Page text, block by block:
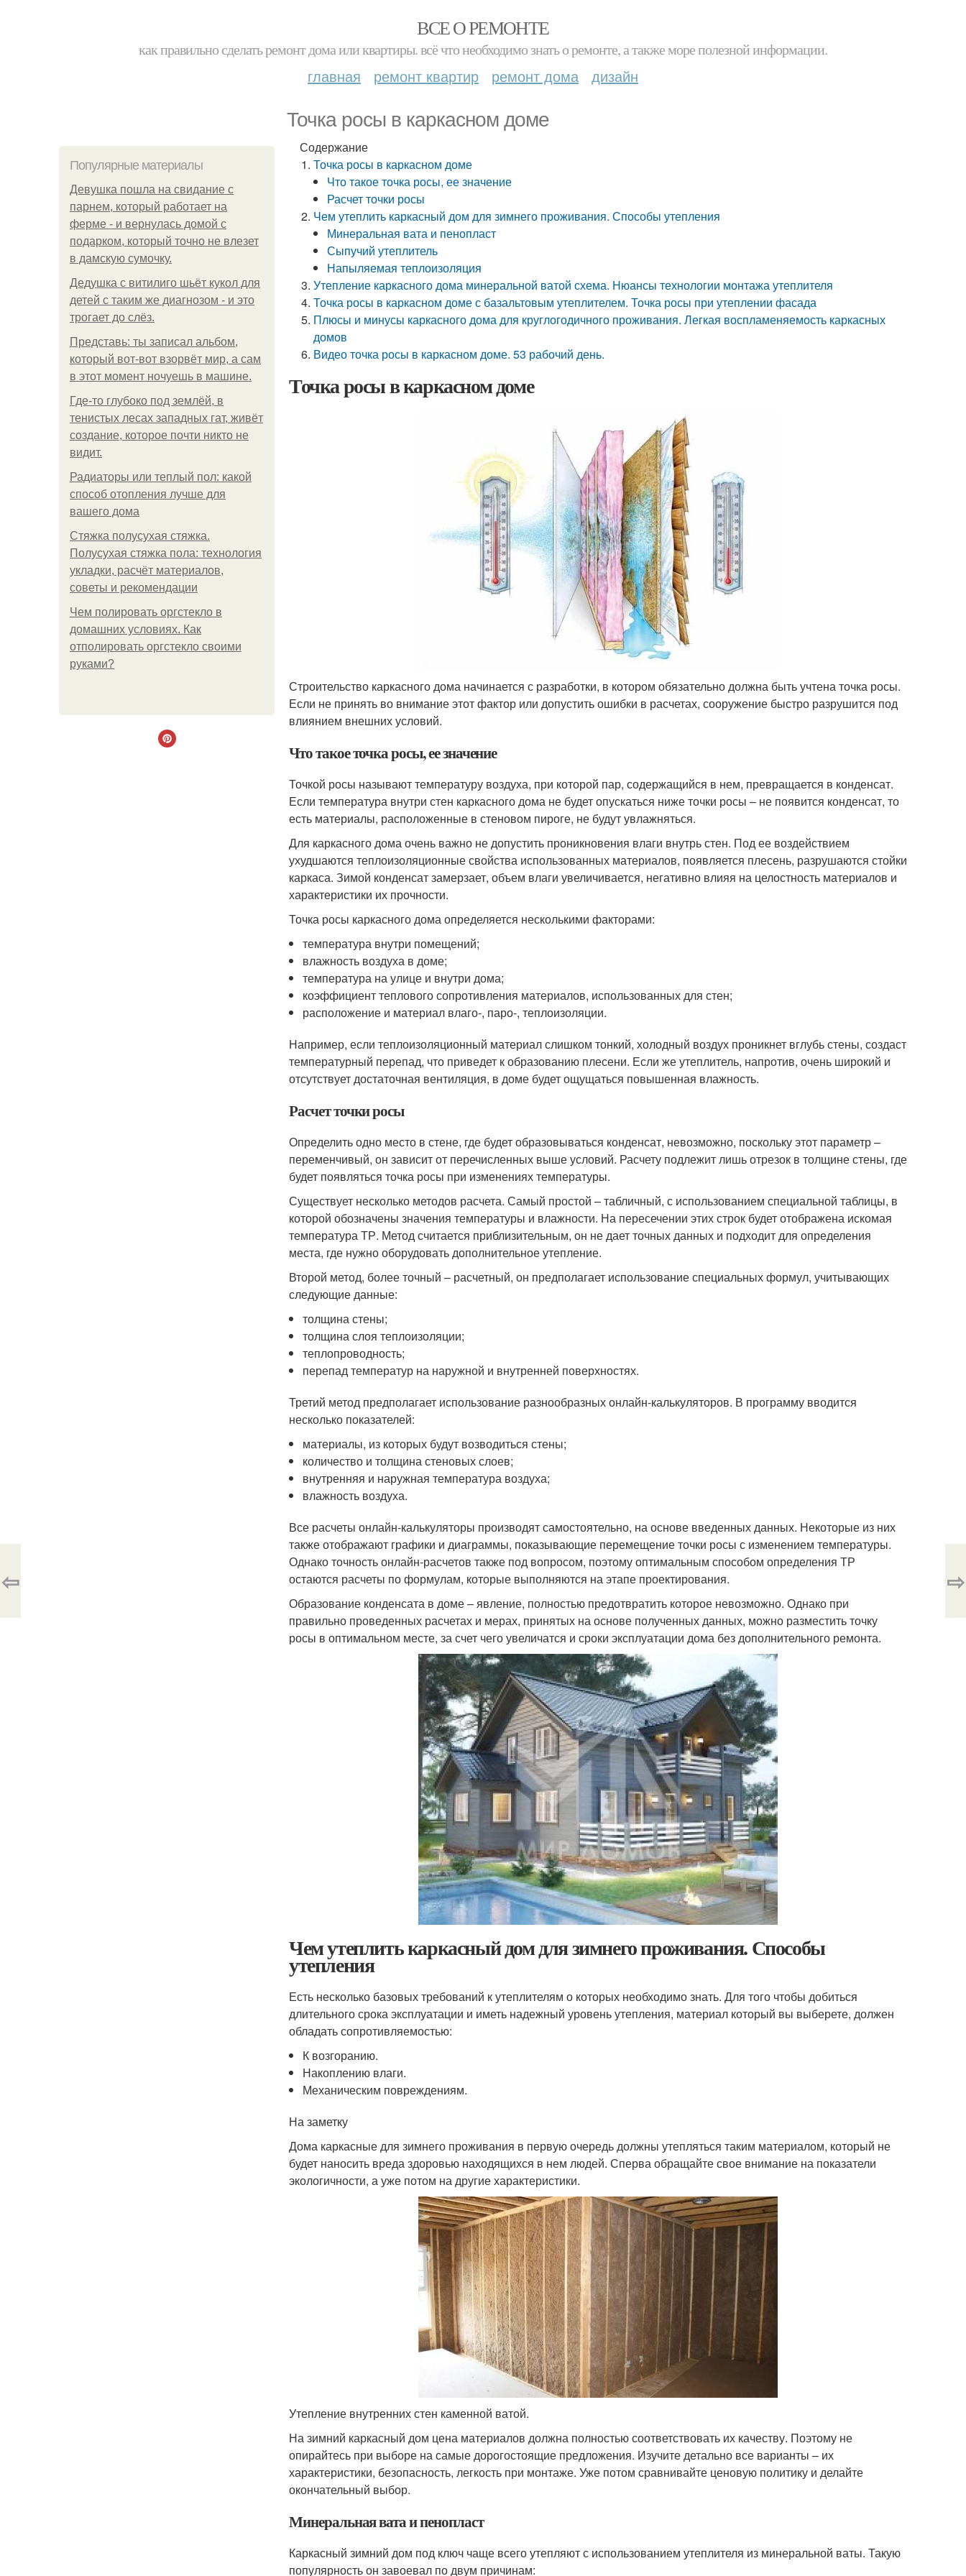
ВСЕ О РЕМОНТЕ
как правильно сделать ремонт дома или квартиры. всё что необходимо знать о ремонте, а также море полезной информации.
главная ремонт квартир ремонт дома дизайн
Точка росы в каркасном доме
Популярные материалы
Девушка пошла на свидание с
парнем, который работает на
ферме - и вернулась домой с
подарком, который точно не влезет
в дамскую сумочку.
Дедушка с витилиго шьёт кукол для
детей с таким же диагнозом - и это
трогает до слёз.
Представь: ты записал альбом,
который вот-вот взорвёт мир, а сам
в этот момент ночуешь в машине.
Где-то глубоко под землёй, в
тенистых лесах западных гат, живёт
создание, которое почти никто не
видит.
Радиаторы или теплый пол: какой
способ отопления лучше для
вашего дома
Стяжка полусухая стяжка.
Полусухая стяжка пола: технология
укладки, расчёт материалов,
советы и рекомендации
Чем полировать оргстекло в
домашних условиях. Как
отполировать оргстекло своими
руками?
Содержание
Точка росы в каркасном доме
Что такое точка росы, ее значение
Расчет точки росы
Чем утеплить каркасный дом для зимнего проживания. Способы утепления
Минеральная вата и пенопласт
Сыпучий утеплитель
Напыляемая теплоизоляция
Утепление каркасного дома минеральной ватой схема. Нюансы технологии монтажа утеплителя
Точка росы в каркасном доме с базальтовым утеплителем. Точка росы при утеплении фасада
Плюсы и минусы каркасного дома для круглогодичного проживания. Легкая воспламеняемость каркасных
домов
Видео точка росы в каркасном доме. 53 рабочий день.
Точка росы в каркасном доме
Строительство каркасного дома начинается с разработки, в котором обязательно должна быть учтена точка росы.
Если не принять во внимание этот фактор или допустить ошибки в расчетах, сооружение быстро разрушится под
влиянием внешних условий.
Что такое точка росы, ее значение
Точкой росы называют температуру воздуха, при которой пар, содержащийся в нем, превращается в конденсат.
Если температура внутри стен каркасного дома не будет опускаться ниже точки росы – не появится конденсат, то
есть материалы, расположенные в стеновом пироге, не будут увлажняться.
Для каркасного дома очень важно не допустить проникновения влаги внутрь стен. Под ее воздействием
ухудшаются теплоизоляционные свойства использованных материалов, появляется плесень, разрушаются стойки
каркаса. Зимой конденсат замерзает, объем влаги увеличивается, негативно влияя на целостность материалов и
характеристики их прочности.
Точка росы каркасного дома определяется несколькими факторами:
температура внутри помещений;
влажность воздуха в доме;
температура на улице и внутри дома;
коэффициент теплового сопротивления материалов, использованных для стен;
расположение и материал влаго-, паро-, теплоизоляции.
Например, если теплоизоляционный материал слишком тонкий, холодный воздух проникнет вглубь стены, создаст
температурный перепад, что приведет к образованию плесени. Если же утеплитель, напротив, очень широкий и
отсутствует достаточная вентиляция, в доме будет ощущаться повышенная влажность.
Расчет точки росы
Определить одно место в стене, где будет образовываться конденсат, невозможно, поскольку этот параметр –
переменчивый, он зависит от перечисленных выше условий. Расчету подлежит лишь отрезок в толщине стены, где
будет появляться точка росы при изменениях температуры.
Существует несколько методов расчета. Самый простой – табличный, с использованием специальной таблицы, в
которой обозначены значения температуры и влажности. На пересечении этих строк будет отображена искомая
температура ТР. Метод считается приблизительным, он не дает точных данных и подходит для определения
места, где нужно оборудовать дополнительное утепление.
Второй метод, более точный – расчетный, он предполагает использование специальных формул, учитывающих
следующие данные:
толщина стены;
толщина слоя теплоизоляции;
теплопроводность;
перепад температур на наружной и внутренней поверхностях.
Третий метод предполагает использование разнообразных онлайн-калькуляторов. В программу вводится
несколько показателей:
материалы, из которых будут возводиться стены;
количество и толщина стеновых слоев;
внутренняя и наружная температура воздуха;
влажность воздуха.
Все расчеты онлайн-калькуляторы производят самостоятельно, на основе введенных данных. Некоторые из них
также отображают графики и диаграммы, показывающие перемещение точки росы с изменением температуры.
Однако точность онлайн-расчетов также под вопросом, поэтому оптимальным способом определения ТР
остаются расчеты по формулам, которые выполняются на этапе проектирования.
Образование конденсата в доме – явление, полностью предотвратить которое невозможно. Однако при
правильно проведенных расчетах и мерах, принятых на основе полученных данных, можно разместить точку
росы в оптимальном месте, за счет чего увеличатся и сроки эксплуатации дома без дополнительного ремонта.
Чем утеплить каркасный дом для зимнего проживания. Способы
утепления
Есть несколько базовых требований к утеплителям о которых необходимо знать. Для того чтобы добиться
длительного срока эксплуатации и иметь надежный уровень утепления, материал который вы выберете, должен
обладать сопротивляемостью:
К возгоранию.
Накоплению влаги.
Механическим повреждениям.
На заметку
Дома каркасные для зимнего проживания в первую очередь должны утепляться таким материалом, который не
будет наносить вреда здоровью находящихся в нем людей. Сперва обращайте свое внимание на показатели
экологичности, а уже потом на другие характеристики.
Утепление внутренних стен каменной ватой.
На зимний каркасный дом цена материалов должна полностью соответствовать их качеству. Поэтому не
опирайтесь при выборе на самые дорогостоящие предложения. Изучите детально все варианты – их
характеристики, безопасность, легкость при монтаже. Уже потом сравнивайте ценовую политику и делайте
окончательный выбор.
Минеральная вата и пенопласт
Каркасный зимний дом под ключ чаще всего утепляют с использованием утеплителя из минеральной ваты. Такую
популярность он завоевал по двум причинам:
⇦ ⇨